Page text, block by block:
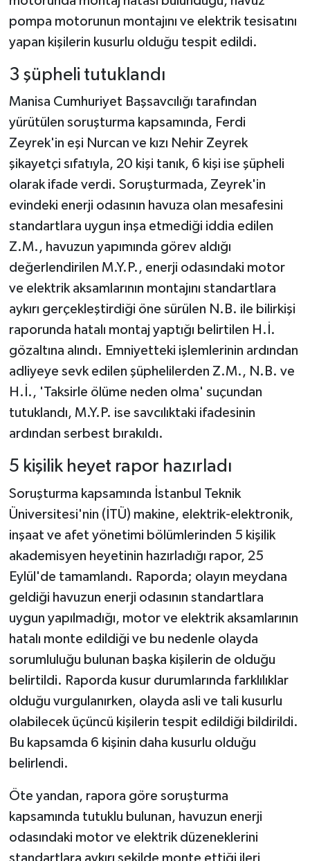
pompa motorunun montajını ve elektrik tesisatını
yapan kişilerin kusurlu olduğu tespit edildi.
3 şüpheli tutuklandı
Manisa Cumhuriyet Başsavcılığı tarafından
yürütülen soruşturma kapsamında, Ferdi
Zeyrek'in eşi Nurcan ve kızı Nehir Zeyrek
şikayetçi sıfatıyla, 20 kişi tanık, 6 kişi ise şüpheli
olarak ifade verdi. Soruşturmada, Zeyrek'in
evindeki enerji odasının havuza olan mesafesini
standartlara uygun inşa etmediği iddia edilen
Z.M., havuzun yapımında görev aldığı
değerlendirilen M.Y.P., enerji odasındaki motor
ve elektrik aksamlarının montajını standartlara
aykırı gerçekleştirdiği öne sürülen N.B. ile bilirkişi
raporunda hatalı montaj yaptığı belirtilen H.İ.
gözaltına alındı. Emniyetteki işlemlerinin ardından
adliyeye sevk edilen şüphelilerden Z.M., N.B. ve
H.İ., 'Taksirle ölüme neden olma' suçundan
tutuklandı, M.Y.P. ise savcılıktaki ifadesinin
ardından serbest bırakıldı.
5 kişilik heyet rapor hazırladı
Soruşturma kapsamında İstanbul Teknik
Üniversitesi'nin (İTÜ) makine, elektrik-elektronik,
inşaat ve afet yönetimi bölümlerinden 5 kişilik
akademisyen heyetinin hazırladığı rapor, 25
Eylül'de tamamlandı. Raporda; olayın meydana
geldiği havuzun enerji odasının standartlara
uygun yapılmadığı, motor ve elektrik aksamlarının
hatalı monte edildiği ve bu nedenle olayda
sorumluluğu bulunan başka kişilerin de olduğu
belirtildi. Raporda kusur durumlarında farklılıklar
olduğu vurgulanırken, olayda asli ve tali kusurlu
olabilecek üçüncü kişilerin tespit edildiği bildirildi.
Bu kapsamda 6 kişinin daha kusurlu olduğu
belirlendi.
Öte yandan, rapora göre soruşturma
kapsamında tutuklu bulunan, havuzun enerji
odasındaki motor ve elektrik düzeneklerini
standartlara aykırı şekilde monte ettiği ileri